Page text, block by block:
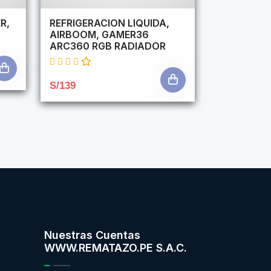
REFRIGERACION LIQUIDA,
AIRBOOM, GAMER36
ARC360 RGB RADIADOR
S/139
Nuestras Cuentas
WWW.REMATAZO.PE S.A.C.